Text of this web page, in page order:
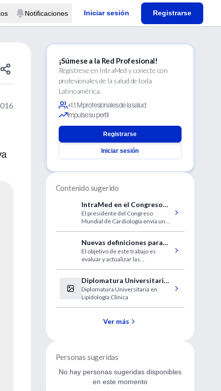
Notificaciones Iniciar sesión Registrarse
¡Súmese a la Red Profesional!
Regístrese en IntraMed y conecte con
profesionales de la salud de toda
Latinoamérica.
+1.1 M profesionales de la salud
Impulse su perfil
Registrarse
Iniciar sesión
Contenido sugerido
IntraMed en el Congreso
Mundial de Cardiología
El presidente del Congreso
Mundial de Cardiología envía un
Nuevas definiciones para
sepsis y shock séptico
El objetivo de este trabajo es
evaluar y actualizar las
última vez en 2001.
Diplomatura Universitaria
en Lipidología Clínica
Diplomatura Universitaria en
Lipidología Clínica
Ver más
Personas sugeridas
No hay personas sugeridas disponibles
en este momento